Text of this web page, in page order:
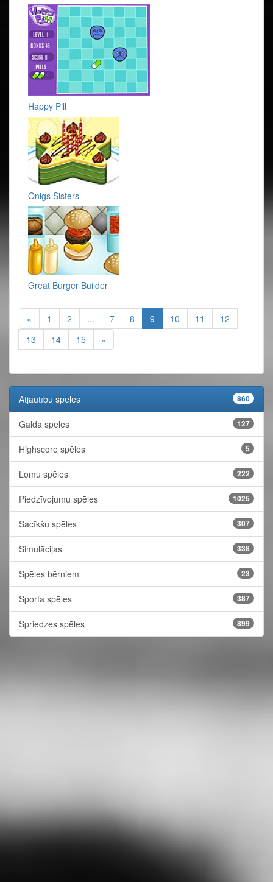
Happy Pill
Onigs Sisters
Great Burger Builder
« 1 2 ... 7 8 9 10 11
12
13
14 15 »
Atjautību spēles 860
Galda spēles 127
Highscore spēles 5
Lomu spēles 222
Piedzīvojumu spēles 1025
Sacīkšu spēles 307
Simulācijas 338
Spēles bērniem 23
Sporta spēles 387
Spriedzes spēles 899